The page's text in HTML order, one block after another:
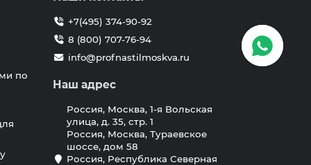
по
+7(495) 374-90-92
8 (800) 707-76-94
info@profnastilmoskva.ru
Наш адрес
Россия, Москва, 1-я Вольская
улица, д. 35, стр. 1
Россия, Москва, Тураевское
шоссе, дом 58
Россия, Республика Северная